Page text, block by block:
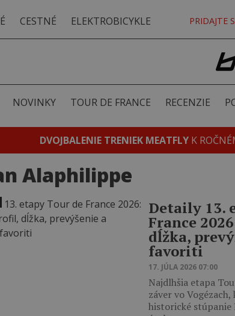
CESTNÉ ELEKTROBICYKLE PRIDAJTE
NOVINKY TOUR DE FRANCE RECENZIE
DVOJBALENIE TRENIEK MEATFLY K
Alaphilippe
Detaily 13.
France
dĺžka,
favoriti
17. JÚLA 2026 07:00
Najdlhšia etapa
záver vo
historické stúpanie